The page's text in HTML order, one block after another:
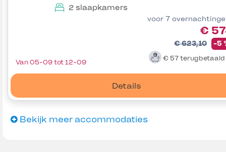
2 slaapkamers
voor 7
€
€ 623,10 -5
€ 57 terugbetaald
Details
Van 05-09 tot 12-09
Bekijk meer accommodaties